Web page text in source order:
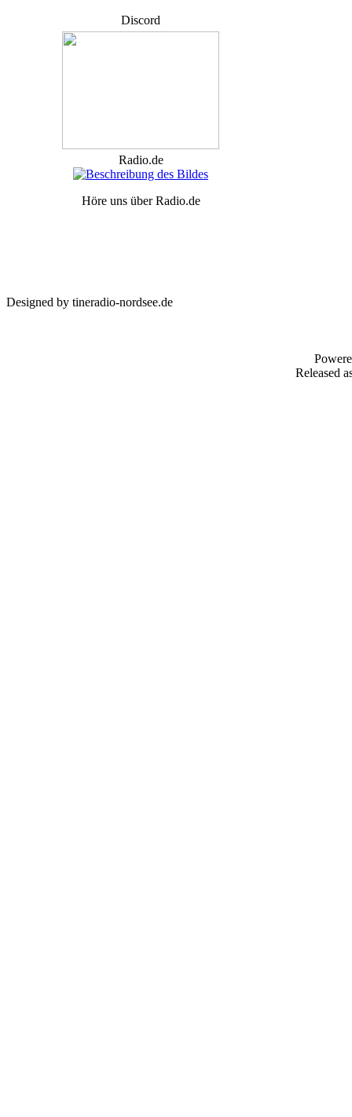
Discord
Radio.de
Höre uns über Radio.de
Designed by tineradio-nordsee.de
Released